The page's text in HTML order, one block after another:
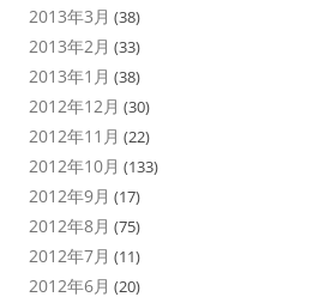
2013年3月 (38)
2013年2月 (33)
2013年1月 (38)
2012年12月 (30)
2012年11月 (22)
2012年10月 (133)
2012年9月 (17)
2012年8月 (75)
2012年7月 (11)
2012年6月 (20)